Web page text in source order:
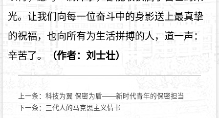
光。让我们向每一位奋斗中的身影送上最真挚
的祝福，也向所有为生活拼搏的人，道一声：
辛苦了。
（作者：刘士壮）
上一条： 科技为翼 保密为盾——新时代青年的保密担当
下一条： 三代人的马克思主义情书